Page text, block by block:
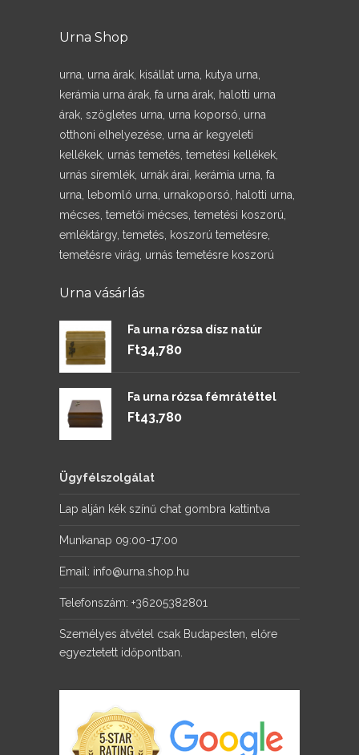
Urna Shop
urna, urna árak, kisállat urna, kutya urna,
kerámia urna árak, fa urna árak, halotti urna
árak, szögletes urna, urna koporsó, urna
otthoni elhelyezése, urna ár kegyeleti
kellékek, urnás temetés, temetési kellékek,
urnás síremlék, urnák árai, kerámia urna, fa
urna, lebomló urna, urnakoporsó, halotti urna,
mécses, temetői mécses, temetési koszorú,
emléktárgy, temetés, koszorú temetésre,
temetésre virág, urnás temetésre koszorú
Urna vásárlás
Fa urna rózsa dísz natúr
Ft34,780
Fa urna rózsa fémrátéttel
Ft43,780
Ügyfélszolgálat
Lap alján kék színű chat gombra kattintva
Munkanap 09:00-17:00
Email: info@urna.shop.hu
Telefonszám: +36205382801
Személyes átvétel csak Budapesten, előre
egyeztetett időpontban.